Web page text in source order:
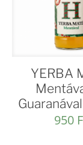
YERBA
950